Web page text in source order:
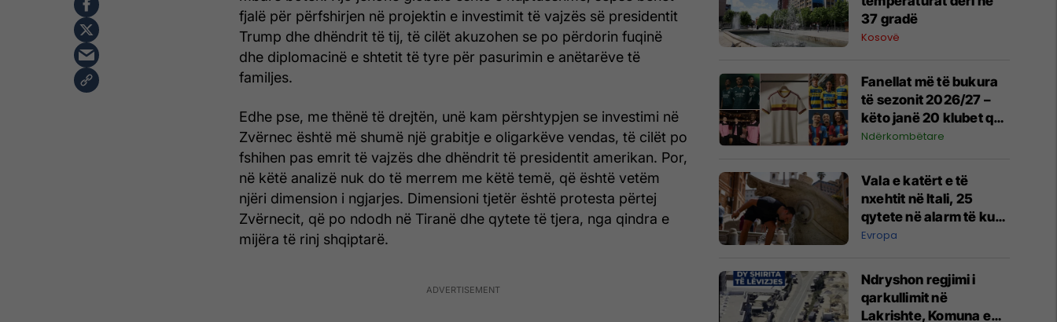
fjalë për përfshirjen në projektin e investimit të vajzës së presidentit
Trump dhe dhëndrit të tij, të cilët akuzohen se po përdorin fuqinë
dhe diplomacinë e shtetit të tyre për pasurimin e anëtarëve të
familjes.
Edhe pse, me thënë të drejtën, unë kam përshtypjen se investimi në
Zvërnec është më shumë një grabitje e oligarkëve vendas, të cilët po
fshihen pas emrit të vajzës dhe dhëndrit të presidentit amerikan. Por,
në këtë analizë nuk do të merrem me këtë temë, që është vetëm
njëri dimension i ngjarjes. Dimensioni tjetër është protesta përtej
Zvërnecit, që po ndodh në Tiranë dhe qytete të tjera, nga qindra e
mijëra të rinj shqiptarë.
37 gradë
Kosovë
Fanellat më të bukura
të sezonit 2026/27 –
këto janë 20 klubet që
spikatën me dizajnin e
Ndërkombëtare
Vala e katërt e të
nxehtit në Itali, 25
qytete në alarm të kuq
- probleme me
Evropa
Ndryshon regjimi i
qarkullimit në
Lakrishte, Komuna e